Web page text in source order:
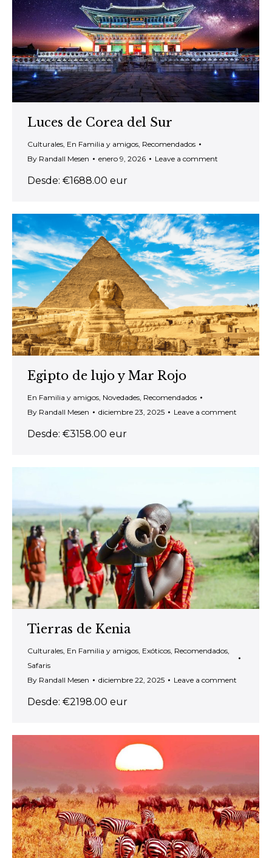
Luces de Corea del Sur
Culturales En Familia y amigos Recomendados
By Randall Mesen enero 9, 2026 Leave a comment
Desde: €1688.00 eur
Egipto de lujo y Mar Rojo
En Familia y amigos Novedades Recomendados
By Randall Mesen diciembre 23, 2025 Leave a comment
Desde: €3158.00 eur
Tierras de Kenia
Culturales En Familia y amigos Exóticos Recomendados
Safaris
By Randall Mesen diciembre 22, 2025 Leave a comment
Desde: €2198.00 eur